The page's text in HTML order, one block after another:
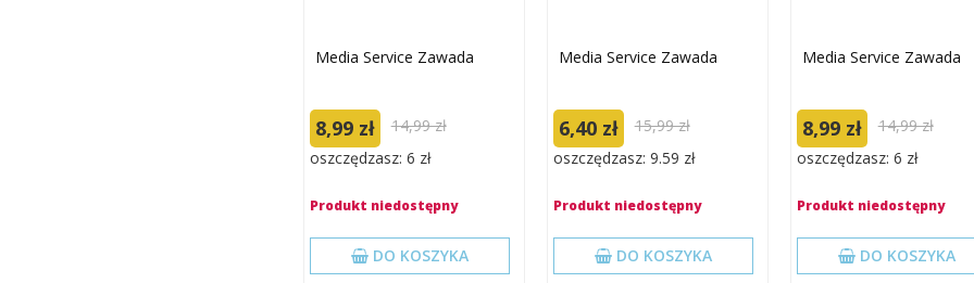
Media Service Zawada
8,99 zł
14,99 zł
oszczędzasz: 6 zł
Produkt niedostępny
DO KOSZYKA
Media Service Zawada
6,40 zł
15,99 zł
oszczędzasz: 9.59 zł
Produkt niedostępny
DO KOSZYKA
Media Service Zawada
8,99 zł
14,99 zł
oszczędzasz: 6 zł
Produkt niedostępny
DO KOSZYKA